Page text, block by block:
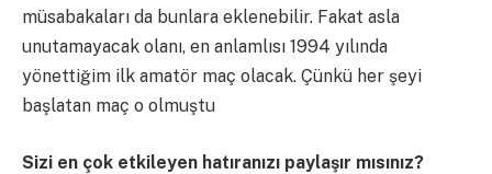
müsabakaları da bunlara eklenebilir. Fakat asla
unutamayacak olanı, en anlamlısı 1994 yılında
yönettiğim ilk amatör maç olacak. Çünkü her şeyi
başlatan maç o olmuştu
Sizi en çok etkileyen hatıranızı paylaşır mısınız?